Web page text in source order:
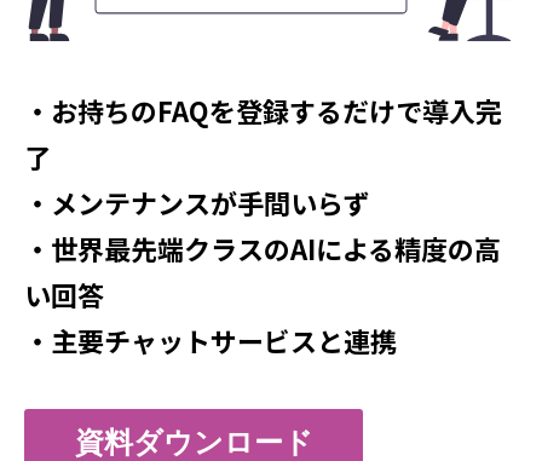
・お持ちのFAQを登録するだけで導入完
了
・メンテナンスが手間いらず
・世界最先端クラスのAIによる精度の高
い回答
・主要チャットサービスと連携
資料ダウンロード